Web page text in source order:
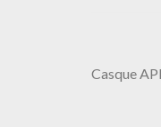
Casque